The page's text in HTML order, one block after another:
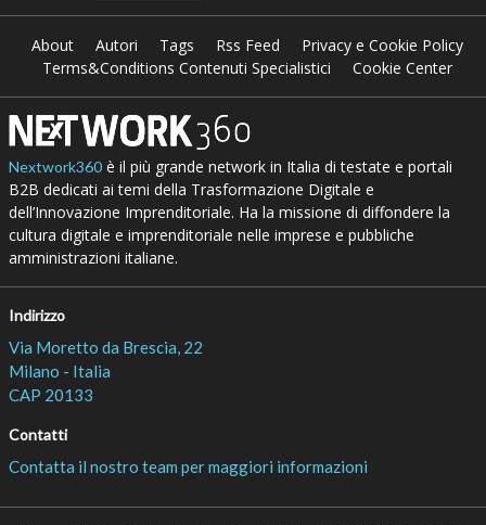
About Autori Tags Rss Feed
Privacy e Cookie Policy
Terms&Conditions Contenuti Specialistici
Cookie Center
Nextwork360è il più grande network in Italia di testate e portali
B2B dedicati ai temi della Trasformazione Digitale e
dell’Innovazione Imprenditoriale. Ha la missione di diffondere la
cultura digitale e imprenditoriale nelle imprese e pubbliche
amministrazioni italiane.
Indirizzo
Via Moretto da Brescia, 22
Milano - Italia
CAP 20133
Contatti
Contatta il nostro team per maggiori informazioni